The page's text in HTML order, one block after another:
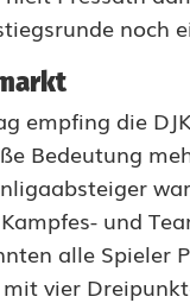
noch
empfing die
Bedeutung
und
alle Spieler
mit vier